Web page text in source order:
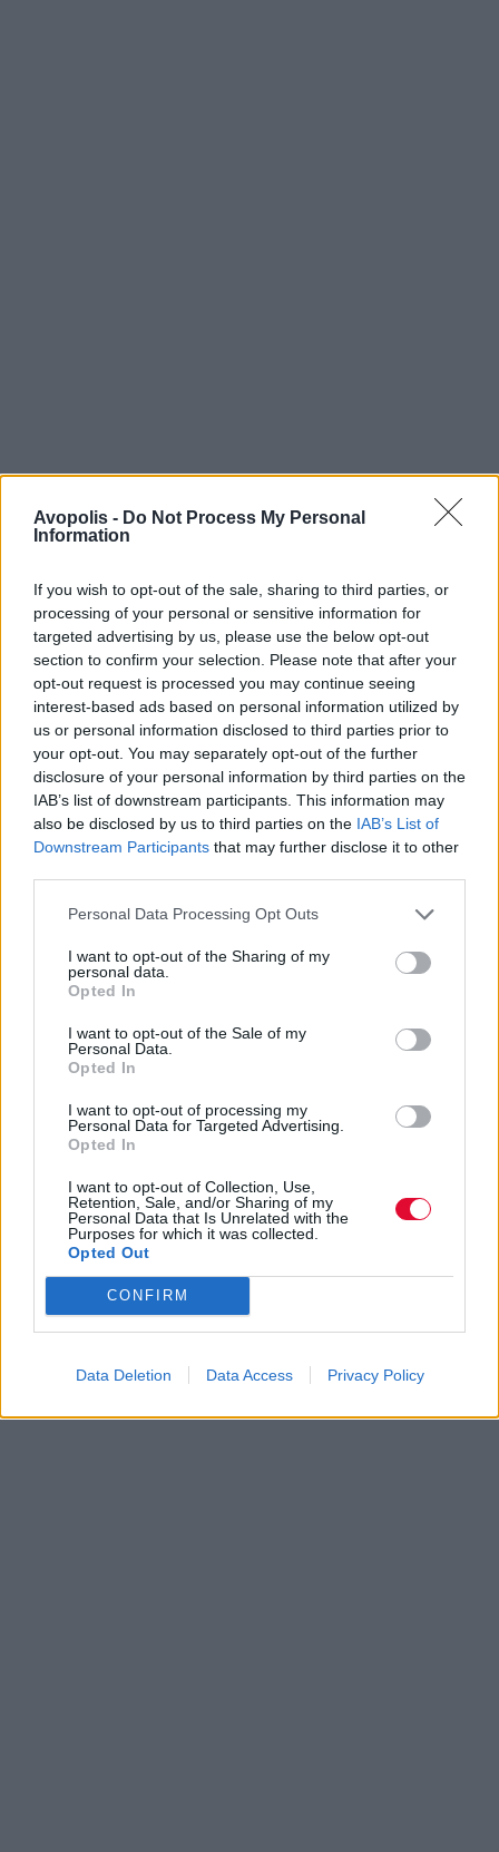
Avopolis - Do Not Process My Personal
Information
If you wish to opt-out of the sale, sharing to third parties, or
processing of your personal or sensitive information for
targeted advertising by us, please use the below opt-out
section to confirm your selection. Please note that after your
opt-out request is processed you may continue seeing
interest-based ads based on personal information utilized by
us or personal information disclosed to third parties prior to
your opt-out. You may separately opt-out of the further
disclosure of your personal information by third parties on the
IAB’s list of downstream participants. This information may
also be disclosed by us to third parties on the IAB’s List of
Downstream Participants that may further disclose it to other
Personal Data Processing Opt Outs
I want to opt-out of the Sharing of my
personal data.
Opted In
I want to opt-out of the Sale of my
Personal Data.
Opted In
I want to opt-out of processing my
Personal Data for Targeted Advertising.
Opted In
I want to opt-out of Collection, Use,
Retention, Sale, and/or Sharing of my
Personal Data that Is Unrelated with the
Purposes for which it was collected.
Opted Out
CONFIRM
Data Deletion Data Access Privacy Policy